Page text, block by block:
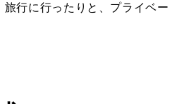
行に行ったりと、プライベー